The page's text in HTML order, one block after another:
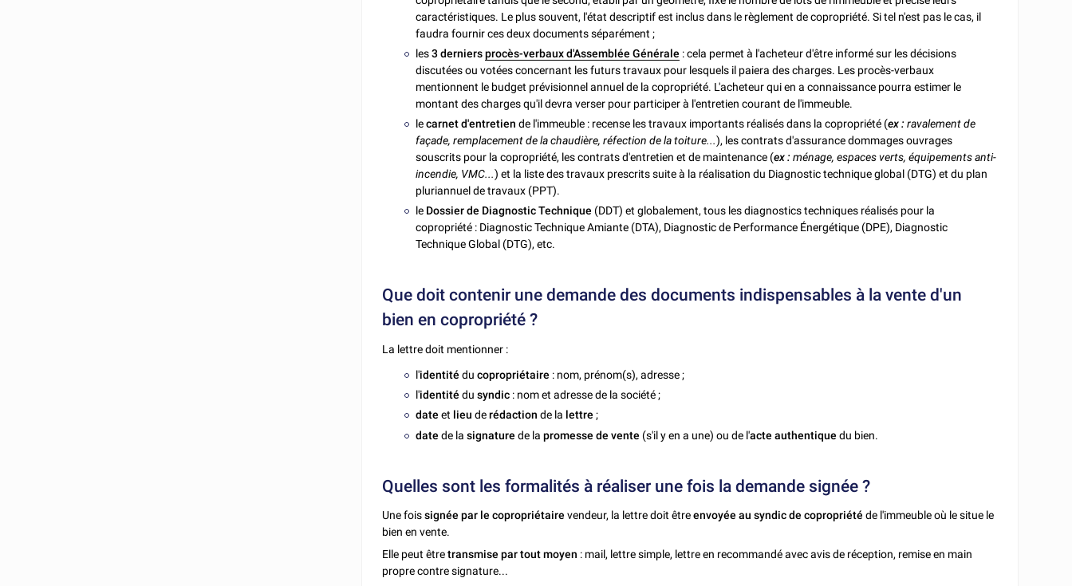
caractéristiques. Le plus souvent, l'état descriptif est inclus dans le règlement de copropriété. Si tel n'est pas le cas, il
faudra fournir ces deux documents séparément ;
les3 derniersprocès-verbaux d'Assemblée Générale : cela permet à l'acheteur d'être informé sur les décisions
discutées ou votées concernant les futurs travaux pour lesquels il paiera des charges. Les procès-verbaux
mentionnent le budget prévisionnel annuel de la copropriété. L'acheteur qui en a connaissance pourra estimer le
montant des charges qu'il devra verser pour participer à l'entretien courant de l'immeuble.
lecarnet d'entretiende l'immeuble : recense les travaux importants réalisés dans la copropriété (ex : ravalement de
façade, remplacement de la chaudière, réfection de la toiture...), les contrats d'assurance dommages ouvrages
souscrits pour la copropriété, les contrats d'entretien et de maintenance (ex : ménage, espaces verts, équipements anti-
incendie, VMC...) et la liste des travaux prescrits suite à la réalisation du Diagnostic technique global (DTG) et du plan
pluriannuel de travaux (PPT).
le Dossier de Diagnostic Technique (DDT) et globalement, tous les diagnostics techniques réalisés pour la
copropriété : Diagnostic Technique Amiante (DTA), Diagnostic de Performance Énergétique (DPE), Diagnostic
Technique Global (DTG), etc.
Que doit contenir une demande des documents indispensables à la vente d'un
bien en copropriété ?
La lettre doit mentionner :
l'identitéducopropriétaire : nom, prénom(s), adresse ;
l'identité du syndic : nom et adresse de la société ;
date et lieuderédaction de la lettre;
datede lasignaturede la promesse de vente (s'il y en a une) ou de l'acte authentique du bien.
Quelles sont les formalités à réaliser une fois la demande signée ?
Une foissignée par le copropriétairevendeur, la lettre doit êtreenvoyée au syndic de copropriétéde l'immeuble où le situe le
bien en vente.
Elle peut êtretransmise par tout moyen : mail, lettre simple, lettre en recommandé avec avis de réception, remise en main
propre contre signature...